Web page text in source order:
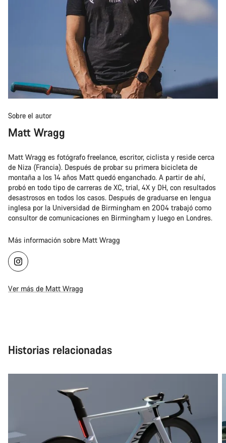
Sobre el autor
Matt Wragg
Matt Wragg es fotógrafo freelance, escritor, ciclista y reside cerca
de Niza (Francia). Después de probar su primera bicicleta de
montaña a los 14 años Matt quedó enganchado. A partir de ahí,
probó en todo tipo de carreras de XC, trial, 4X y DH, con resultados
desastrosos en todos los casos. Después de graduarse en lengua
inglesa por la Universidad de Birmingham en 2004 trabajó como
consultor de comunicaciones en Birmingham y luego en Londres.
Más información sobre Matt Wragg
Ver más de Matt Wragg
Historias relacionadas